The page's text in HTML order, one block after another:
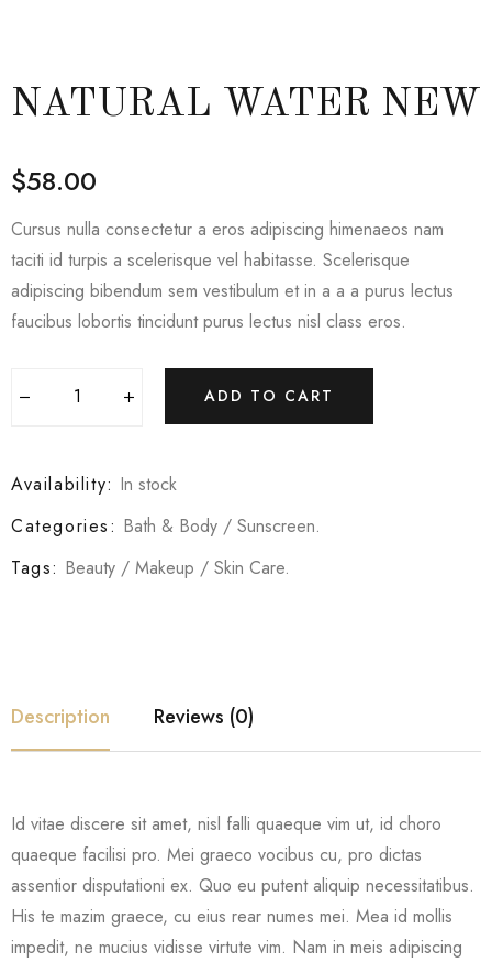
NATURAL WATER NEW
$58.00
Cursus nulla consectetur a eros adipiscing himenaeos nam
taciti id turpis a scelerisque vel habitasse. Scelerisque
adipiscing bibendum sem vestibulum et in a a a purus lectus
faucibus lobortis tincidunt purus lectus nisl class eros.
ADD TO CART
Availability: In stock
Categories: Bath & Body/ Sunscreen.
Tags: Beauty / Makeup / Skin Care.
Description Reviews (0)
Id vitae discere sit amet, nisl falli quaeque vim ut, id choro
quaeque facilisi pro. Mei graeco vocibus cu, pro dictas
assentior disputationi ex. Quo eu putent aliquip necessitatibus.
His te mazim graece, cu eius rear numes mei. Mea id mollis
impedit, ne mucius vidisse virtute vim. Nam in meis adipiscing